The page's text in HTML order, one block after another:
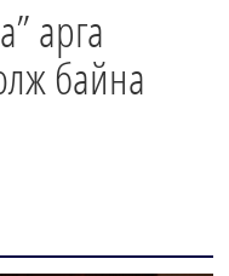
арга
байна